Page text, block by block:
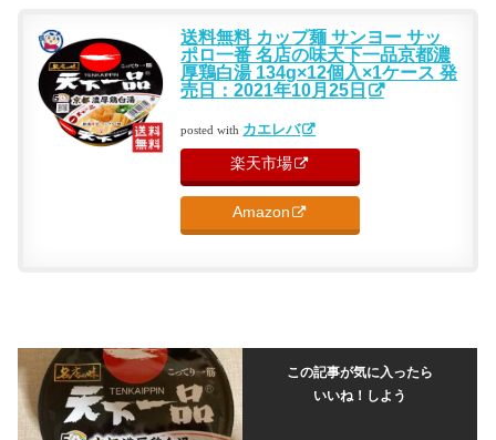
送料無料 カップ麺 サンヨー サッ
ポロ一番 名店の味天下一品京都濃
厚鶏白湯 134g×12個入×1ケース 発
売日：2021年10月25日
posted with カエレバ
楽天市場
Amazon
この記事が気に入ったら
いいね！しよう